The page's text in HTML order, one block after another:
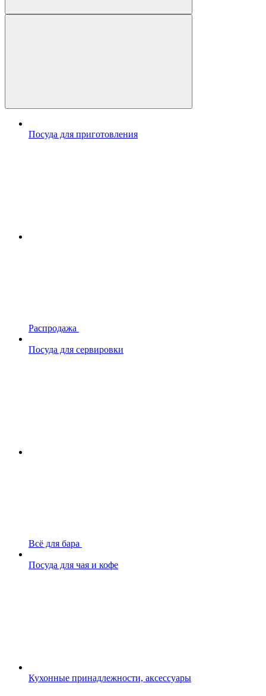
Посуда для приготовления
Распродажа
Посуда для сервировки
Всё для бара
Посуда для чая и кофе
Кухонные принадлежности, аксессуары